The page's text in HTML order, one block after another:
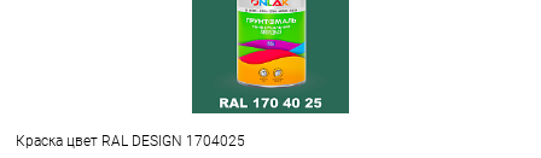
Краска цвет RAL DESIGN 1704025